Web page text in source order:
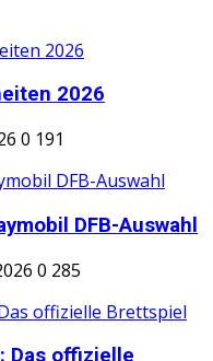
2026
0 191
DFB-Auswahl
0 285
Das offizielle